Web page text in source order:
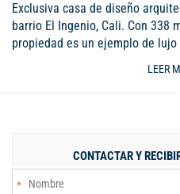
Exclusiva casa de diseño
barrio El Ingenio, Cali. Con 338
propiedad es un ejemplo de
principales: Pisos: 5, con vistas
ofrecer comodidad y elegancia.
Amplia, moderna, con isla
gastronomía. Habitaciones: 5,
acondicionado. La principal
LEER
CONTACTAR Y